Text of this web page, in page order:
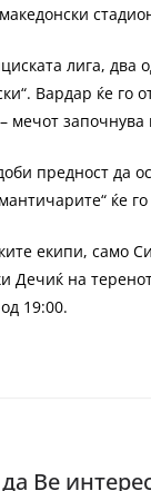
лига, два
Вардар ќе го
започнува
предност да
ќе
екипи, само
Дечиќ на
19:00.